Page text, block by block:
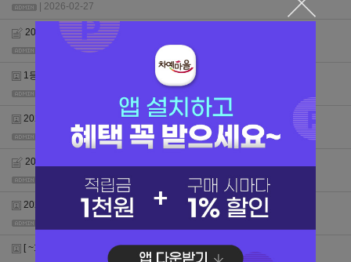
| 2026-02-27
2026년 오운산 신년다회
| 2026-01-07
1등급 + 대도매 승급 이벤트
2025년 추석 연휴 배송안내
| 2025-09-25
2025년 오운산 보이차 선주문 이벤트
| 2025-02-27
2025년 설 연휴 배송안내
[ ~12/31 ] 5% 할인쿠폰 증정 + 중복할인 가능